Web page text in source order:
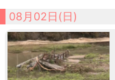
08月02日(日)